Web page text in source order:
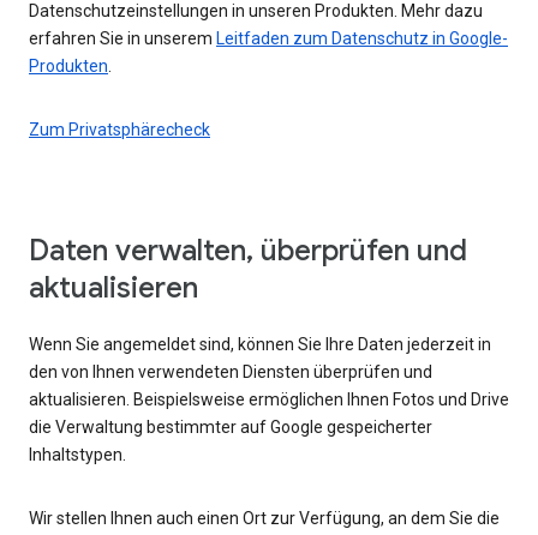
Datenschutzeinstellungen in unseren Produkten. Mehr dazu
erfahren Sie in unserem Leitfaden zum Datenschutz in Google-
Produkten
Zum Privatsphärecheck
Daten verwalten, überprüfen und
aktualisieren
Wenn Sie angemeldet sind, können Sie Ihre Daten jederzeit in
den von Ihnen verwendeten Diensten überprüfen und
aktualisieren. Beispielsweise ermöglichen Ihnen Fotos und Drive
die Verwaltung bestimmter auf Google gespeicherter
Inhaltstypen.
Wir stellen Ihnen auch einen Ort zur Verfügung, an dem Sie die